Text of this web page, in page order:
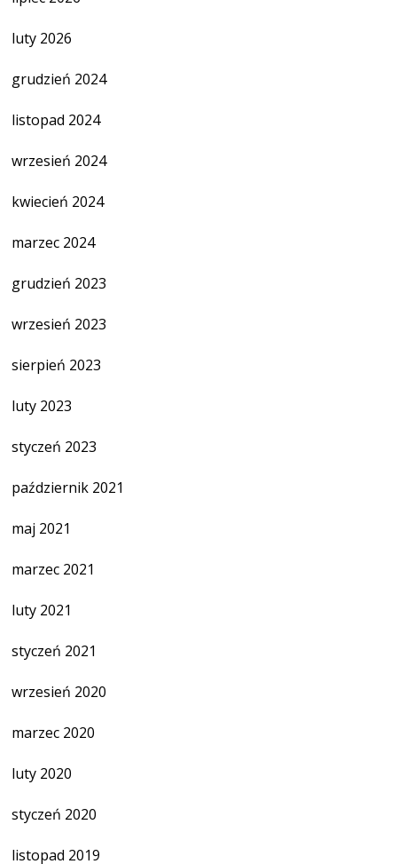
luty 2026
grudzień 2024
listopad 2024
wrzesień 2024
kwiecień 2024
marzec 2024
grudzień 2023
wrzesień 2023
sierpień 2023
luty 2023
styczeń 2023
październik 2021
maj 2021
marzec 2021
luty 2021
styczeń 2021
wrzesień 2020
marzec 2020
luty 2020
styczeń 2020
listopad 2019